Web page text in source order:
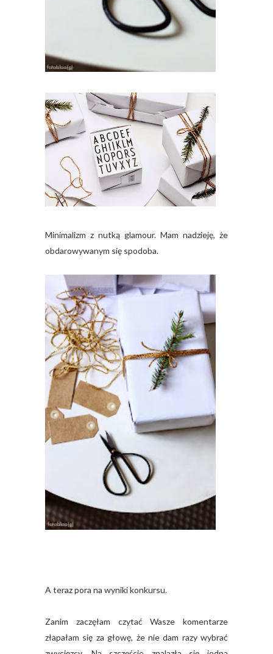
Minimalizm z nutką glamour. Mam nadzieję, że
obdarowywanym się spodoba.
A teraz pora na wyniki konkursu.
Zanim zaczęłam czytać Wasze komentarze
złapałam się za głowę, że nie dam razy wybrać